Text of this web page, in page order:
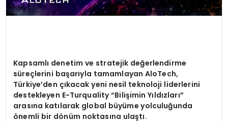
Kapsamlı denetim ve stratejik değerlendirme
süreçlerini başarıyla tamamlayan AloTech,
Türkiye’den çıkacak yeni nesil teknoloji liderlerini
destekleyen E-Turquality “Bilişimin Yıldızları”
arasına katılarak global büyüme yolculuğunda
önemli bir dönüm noktasına ulaştı.